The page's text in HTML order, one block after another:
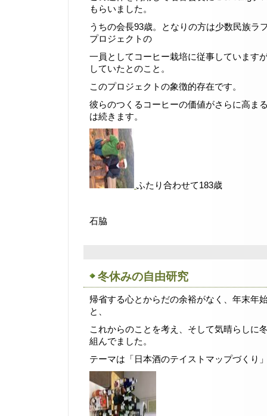
もらいました。
うちの会長93歳。となりの方は少数民族ラ
プロジェクトの
一員としてコーヒー栽培に従事しています
していたとのこと。
このプロジェクトの象徴的存在です。
彼らのつくるコーヒーの価値がさらに高ま
は続きます。
ふたり合わせて183歳
石脇
冬休みの自由研究
帰省する心とからだの余裕がなく、年末年
と、
これからのことを考え、そして気晴らしに
組んでました。
テーマは「日本酒のテイストマップづくり